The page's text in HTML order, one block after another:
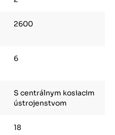
2600
6
S centrálnym kosiacim
ústrojenstvom
18